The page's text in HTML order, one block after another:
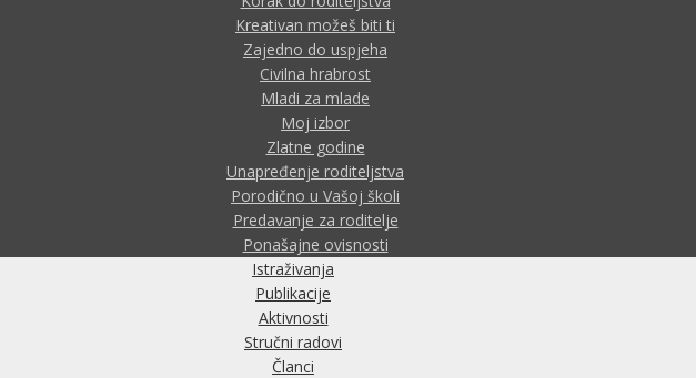
Kreativan možeš biti ti
Zajedno do uspjeha
Civilna hrabrost
Mladi za mlade
Moj izbor
Zlatne godine
Unapređenje roditeljstva
Porodično u Vašoj školi
Predavanje za roditelje
Ponašajne ovisnosti
Istraživanja
Publikacije
Aktivnosti
Stručni radovi
Članci